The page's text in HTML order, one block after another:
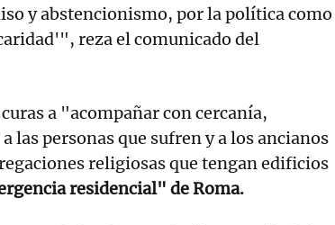
y abstencionismo, por la política como
reza el comunicado del
a "acompañar con cercanía,
las personas que sufren y a los ancianos
religiosas que tengan edificios
residencial" de Roma.